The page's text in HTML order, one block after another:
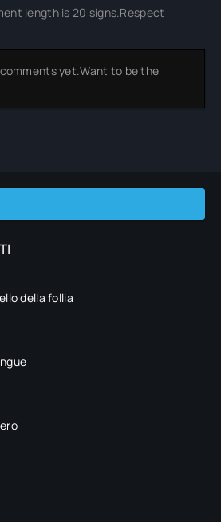
della follia
length is 20 signs.Respect
yet.Want to be the